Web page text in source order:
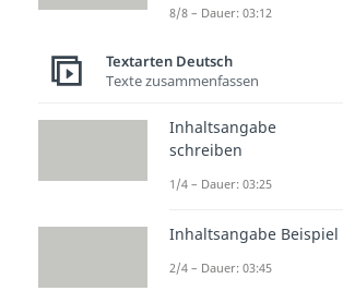
Lustige
“Alles Gute
Lächle, solange
hast!”
“Vielleicht
Älterwerden an
8/8 – Dauer: 03:12
Textarten Deutsch
Texte zusammenfassen
Inhaltsangabe
schreiben
1/4 – Dauer: 03:25
Inhaltsangabe Beispiel
2/4 – Dauer: 03:45